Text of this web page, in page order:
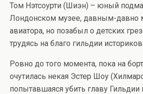
Том Нэтсоурти (Шиэн) – юный
Лондонском музее, давным-давно
авиатора, но позабыл о детских
трудясь на благо гильдии
Ровно до того момента, пока на
очутилась некая Эстер Шоу
попытавшаяся убить главу Гильдии